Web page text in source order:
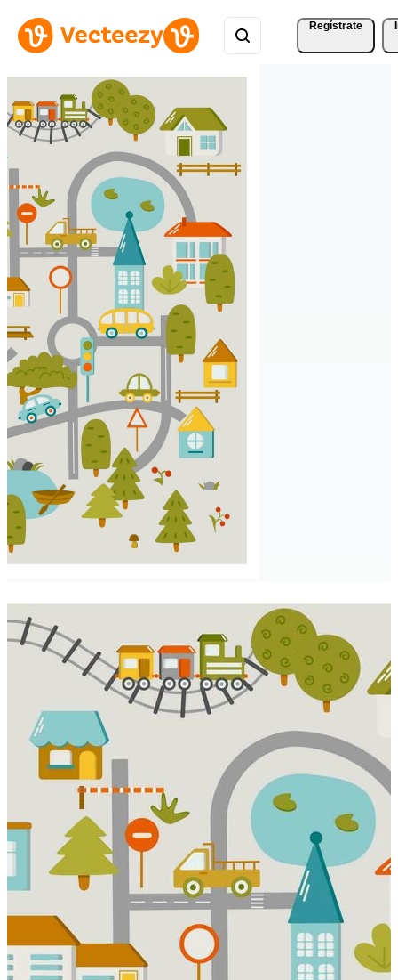
Regístrate